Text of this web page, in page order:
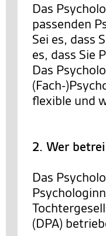
Das
passenden
Sei es, dass
es, dass Sie
Das
(Fach-
flexible und
2. Wer
Das
(DPA)